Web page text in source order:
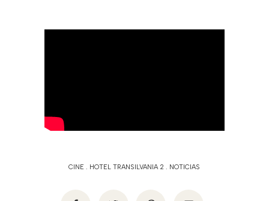
CINE . HOTEL TRANSILVANIA 2 . NOTICIAS